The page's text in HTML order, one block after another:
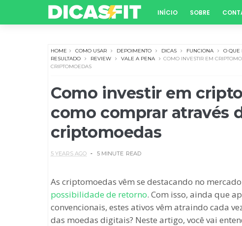
INÍCIO SOBRE
HOME COMO USAR DEPOIMENTO DICAS FUNCIONA O QUE
RESULTADO
REVIEW VALE A PENA
COMO INVESTIR EM
CRIPTOMOEDAS
Como investir em
como comprar através
criptomoedas
5 YEARS AGO 5 MINUTE READ
As criptomoedas vêm se destacando no
possibilidade de retorno. Com isso, ainda que
convencionais, estes ativos vêm atraindo cada
das moedas digitais? Neste artigo, você vai